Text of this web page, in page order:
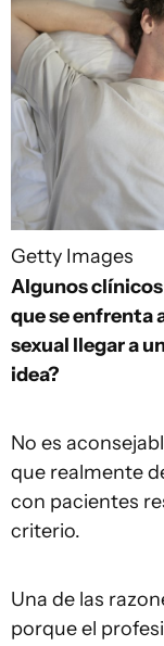
Getty Images
Algunos
que se enfrenta
sexual llegar a
idea?
No es
que realmente
con pacientes
criterio.
Una de las
porque el